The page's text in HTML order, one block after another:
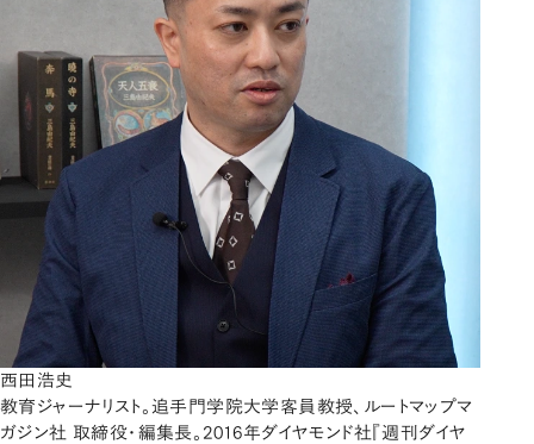
西田浩史
教育ジャーナリスト。追手門学院大学客員教授、ルートマップマ
ガジン社 取締役・編集長。2016年ダイヤモンド社『週刊ダイヤ